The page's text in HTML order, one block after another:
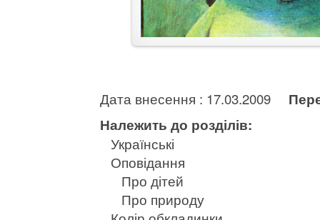
Дата внесення : 17.03.2009
Належить до розділів:
Українські
Оповідання
Про дітей
Про природу